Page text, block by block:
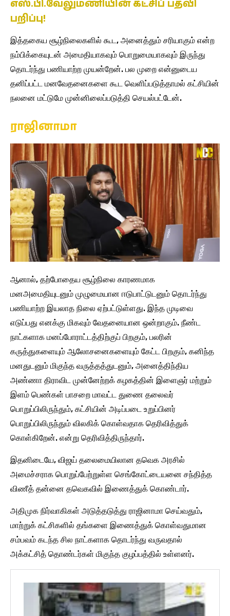
எஸ்.பி.வேலுமணியின் கட்சிப் பதவி
பறிப்பு!
இத்தகைய சூழ்நிலைகளில் கூட, அனைத்தும் சரியாகும் என்ற
நம்பிக்கையுடன் அமைதியாகவும் பொறுமையாகவும் இருந்து
தொடர்ந்து பணியாற்ற முயன்றேன். பல முறை என்னுடைய
தனிப்பட்ட மனவேதனைகளை கூட வெளிப்படுத்தாமல் கட்சியின்
நலனை மட்டுமே முன்னிலைப்படுத்தி செயல்பட்டேன்.
ராஜினாமா
ஆனால், தற்போதைய சூழ்நிலை காரணமாக
மனஅமைதியுடனும் முழுமையான ஈடுபாட்டுடனும் தொடர்ந்து
பணியாற்ற இயலாத நிலை ஏற்பட்டுள்ளது. இந்த முடிவை
எடுப்பது எனக்கு மிகவும் வேதனையான ஒன்றாகும். நீண்ட
நாட்களாக மனப்போராட்டத்திற்குப் பிறகும், பலரின்
கருத்துகளையும் ஆலோசனைகளையும் கேட்ட பிறகும், கனிந்த
மனதுடனும் மிகுந்த வருத்தத்துடனும், அனைத்திந்திய
அண்ணா திராவிட முன்னேற்றக் கழகத்தின் இளைஞர் மற்றும்
இளம் பெண்கள் பாசறை மாவட்ட துணை தலைவர்
பொறுப்பிலிருந்தும், கட்சியின் அடிப்படை உறுப்பினர்
பொறுப்பிலிருந்தும் விலகிக் கொள்வதாக தெரிவித்துக்
கொள்கிறேன். என்று தெரிவித்திருந்தார்.
இதனிடையே, விஜய் தலைமையிலான தவெக அரசில்
அமைச்சராக பொறுப்பேற்றுள்ள செங்கோட்டையனை சந்தித்த
விணீத் தன்னை தவெகவில் இணைத்துக் கொண்டார்.
அதிமுக நிர்வாகிகள் அடுத்தடுத்து ராஜினாமா செய்வதும்,
மாற்றுக் கட்சிகளில் தங்களை இணைத்துக் கொள்வதுமான
சம்பவம் கடந்த சில நாட்களாக தொடர்ந்து வருவதால்
அக்கட்சித் தொண்டர்கள் மிகுந்த குழப்பத்தில் உள்ளனர்.